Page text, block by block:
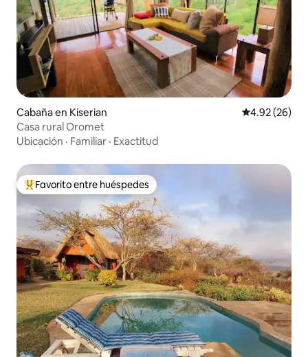
Cabaña en Kiserian Calificación
4.92 (26)
Casa rural Oromet
Ubicación · Familiar · Exactitud
Favorito entre huéspedes preferido
Favorito entre huéspedes